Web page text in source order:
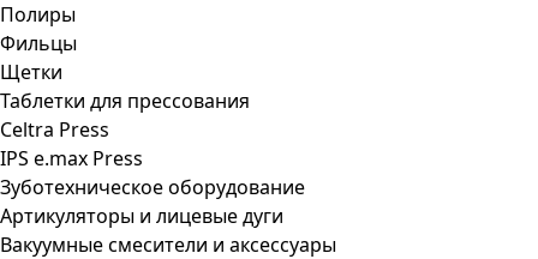
Полиры
Фильцы
Щетки
Таблетки для прессования
Celtra Press
IPS e.max Press
Зуботехническое оборудование
Артикуляторы и лицевые дуги
Вакуумные смесители и аксессуары